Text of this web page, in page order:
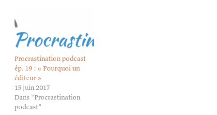
Procrastination podcast
ép. 19 : « Pourquoi un
éditeur »
15 juin 2017
Dans "Procrastination
podcast"